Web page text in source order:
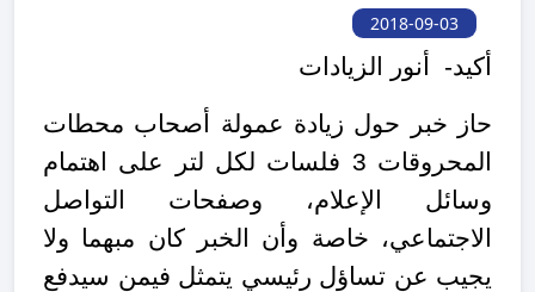
2018-09-03
أكيد- أنور الزيادات
حاز خبر حول زيادة عمولة أصحاب محطات
المحروقات 3 فلسات لكل لتر على اهتمام
وسائل الإعلام، وصفحات التواصل
الاجتماعي، خاصة وأن الخبر كان مبهما ولا
يجيب عن تساؤل رئيسي يتمثل فيمن سيدفع